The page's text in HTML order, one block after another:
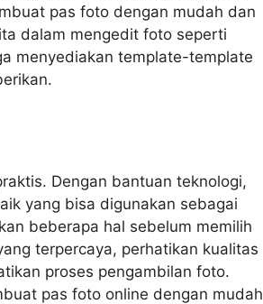
pas foto dengan mudah dan
dalam mengedit foto seperti
menyediakan template-template
Dengan bantuan teknologi,
yang bisa digunakan sebagai
beberapa hal sebelum memilih
terpercaya, perhatikan kualitas
proses pengambilan foto.
pas foto online dengan mudah